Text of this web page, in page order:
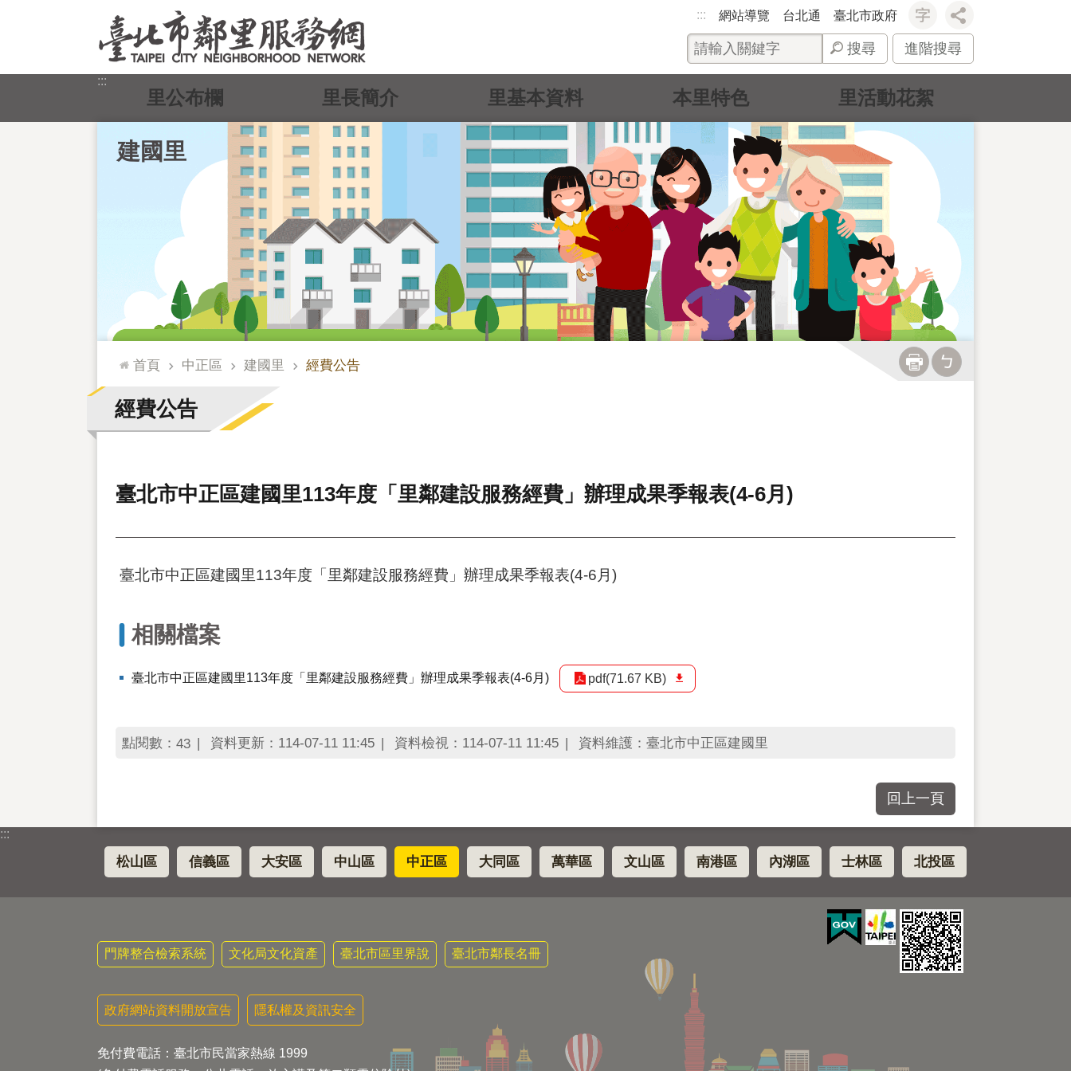
::: 網站導覽 台北通 臺北市政府
搜尋 進階搜尋
:::
建國里
里公布欄 里長簡介 里基本資料 本里特色 里活動花絮
::: 首頁 中正區 建國里 經費公告
經費公告
臺北市中正區建國里113年度「里鄰建設服務經費」辦理成果季報表(4-6月)
臺北市中正區建國里113年度「里鄰建設服務經費」辦理成果季報表(4-6月)
相關檔案
臺北市中正區建國里113年度「里鄰建設服務經費」辦理成果季報表(4-6月) pdf(71.67 KB)
點閱數： 43 資料更新：114-07-11 11:45 資料檢視：114-07-11 11:45 資料維護：臺北市中正區建國里
回上一頁
:::
松山區 信義區 大安區 中山區 中正區 大同區 萬華區 文山區 南港區 內湖區 士林區 北投區
門牌整合檢索系統 文化局文化資產 臺北市區里界說 臺北市鄰長名冊
政府網站資料開放宣告 隱私權及資訊安全
免付費電話：臺北市民當家熱線 1999